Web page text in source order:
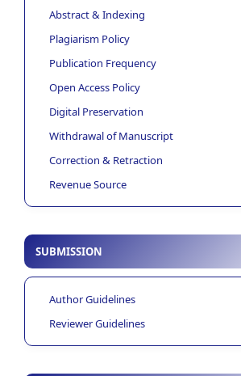
Abstract & Indexing
Plagiarism Policy
Publication Frequency
Open Access Policy
Digital Preservation
Withdrawal of Manuscript
Correction & Retraction
Revenue Source
SUBMISSION
Author Guidelines
Reviewer Guidelines